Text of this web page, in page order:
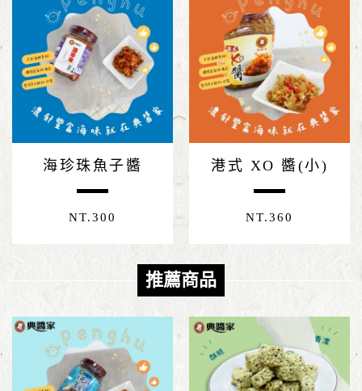
海珍珠魚子醬
NT.300
港式 XO 醬(小)
NT.360
推薦商品